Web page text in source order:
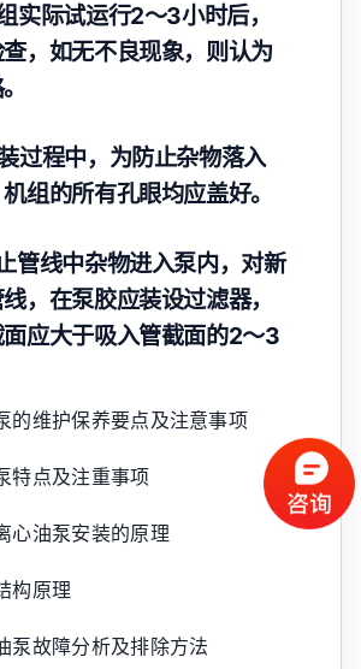
实际试运行2～3小时后，
，如无不良现象，则认为
过程中，为防止杂物落入
组的所有孔眼均应盖好。
管线中杂物进入泵内，对新
，在泵胶应装设过滤器，
应大于吸入管截面的2～3
的维护保养要点及注意事项
特点及注重事项
心油泵安装的原理
构原理
泵故障分析及排除方法